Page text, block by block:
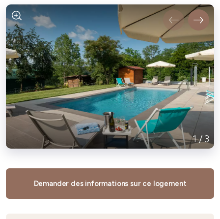
1/ 3
Demander des informations sur ce logement